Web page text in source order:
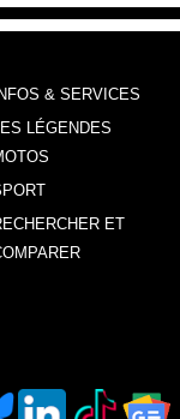
INFOS & SERVICES
LÉGENDES
ET